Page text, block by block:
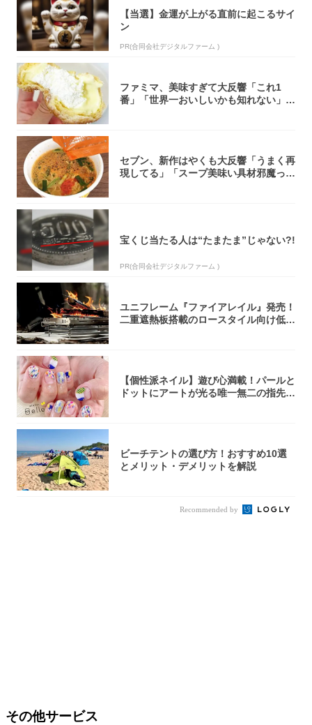
【当選】金運が上がる直前に起こるサイ
ン
PR(合同会社デジタルファーム )
ファミマ、美味すぎて大反響「これ1
番」「世界一おいしいかも知れない」
セブン、新作はやくも大反響「うまく再
現してる」「スープ美味い具材邪魔って
宝くじ当たる人は“たまたま”じゃない?!
PR(合同会社デジタルファーム )
ユニフレーム『ファイアレイル』発売！
二重遮熱板搭載のロースタイル向け低型
【個性派ネイル】遊び心満載！パールと
ドットにアートが光る唯一無二の指先が
ビーチテントの選び方！おすすめ10選
とメリット・デメリットを解説
Recommended by
その他サービス